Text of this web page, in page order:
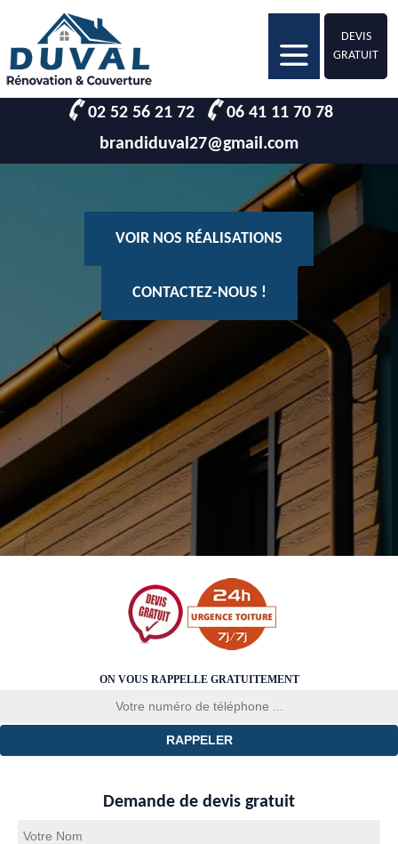
DEVIS
GRATUIT
02 52 56 21 72
06 41 11 70 78
brandiduval27@gmail.com
VOIR NOS RÉALISATIONS
CONTACTEZ-NOUS !
ON VOUS RAPPELLE GRATUITEMENT
Demande de devis gratuit